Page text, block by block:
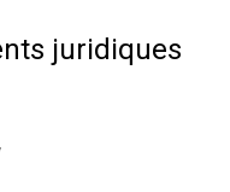
juridiques